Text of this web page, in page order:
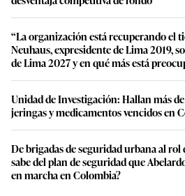
“La organización está recuperando el
Neuhaus, expresidente de Lima 2019,
de Lima 2027 y en qué más está
Unidad de Investigación: Hallan más
jeringas y medicamentos vencidos en
De brigadas de seguridad urbana al rol
sabe del plan de seguridad que
en marcha en Colombia?